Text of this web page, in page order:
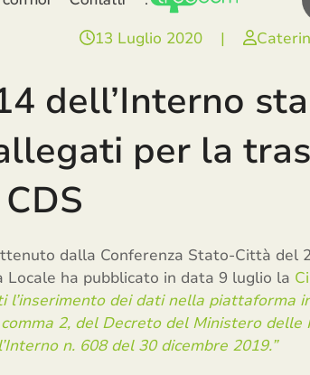
13 Luglio 2020 |
dell’Interno
per la
dalla Conferenza Stato-Città del
Locale ha pubblicato in data 9 luglio la
l’inserimento dei dati nella piattaforma
comma 2, del Decreto del Ministero
n. 608 del 30 dicembre 2019.”